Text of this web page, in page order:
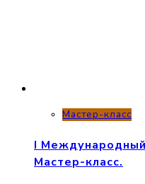
Мастер-класс
I Международный
Мастер-класс.